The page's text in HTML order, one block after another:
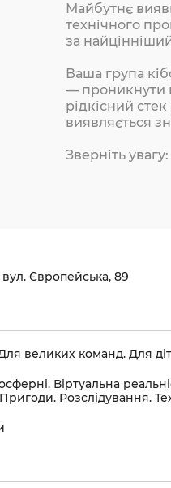
Майбутнє
технічного
за
Ваша група
— проникнути
рідкісний
виявляється
Зверніть
Європейська, 89
великих команд. Для
Віртуальна
Розслідування.